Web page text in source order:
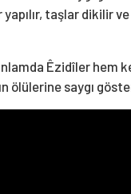
yapılır, taşlar dikilir
Êzidîler hem
ölülerine saygı